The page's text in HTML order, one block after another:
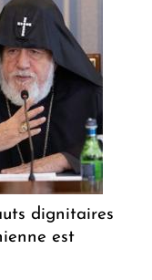
dignitaires
est